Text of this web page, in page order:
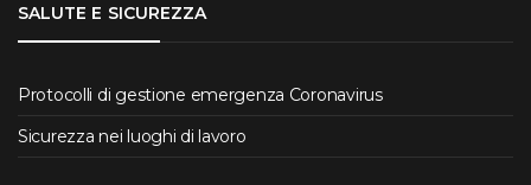
SALUTE E SICUREZZA
Protocolli di gestione emergenza Coronavirus
Sicurezza nei luoghi di lavoro